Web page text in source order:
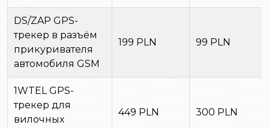
DS/ZAP GPS-
трекер в разъём
прикуривателя
автомобиля GSM
199 PLN 99 PLN
1WTEL GPS-
трекер для
вилочных
449 PLN 300 PLN